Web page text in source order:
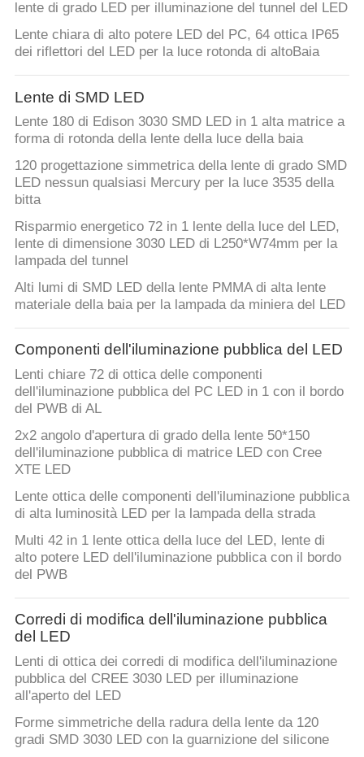
lente di grado LED per illuminazione del tunnel del LED
Lente chiara di alto potere LED del PC, 64 ottica IP65
dei riflettori del LED per la luce rotonda di altoBaia
Lente di SMD LED
Lente 180 di Edison 3030 SMD LED in 1 alta matrice a
forma di rotonda della lente della luce della baia
120 progettazione simmetrica della lente di grado SMD
LED nessun qualsiasi Mercury per la luce 3535 della
bitta
Risparmio energetico 72 in 1 lente della luce del LED,
lente di dimensione 3030 LED di L250*W74mm per la
lampada del tunnel
Alti lumi di SMD LED della lente PMMA di alta lente
materiale della baia per la lampada da miniera del LED
Componenti dell'iluminazione pubblica del LED
Lenti chiare 72 di ottica delle componenti
dell'iluminazione pubblica del PC LED in 1 con il bordo
del PWB di AL
2x2 angolo d'apertura di grado della lente 50*150
dell'iluminazione pubblica di matrice LED con Cree
XTE LED
Lente ottica delle componenti dell'iluminazione pubblica
di alta luminosità LED per la lampada della strada
Multi 42 in 1 lente ottica della luce del LED, lente di
alto potere LED dell'iluminazione pubblica con il bordo
del PWB
Corredi di modifica dell'iluminazione pubblica
del LED
Lenti di ottica dei corredi di modifica dell'iluminazione
pubblica del CREE 3030 LED per illuminazione
all'aperto del LED
Forme simmetriche della radura della lente da 120
gradi SMD 3030 LED con la guarnizione del silicone